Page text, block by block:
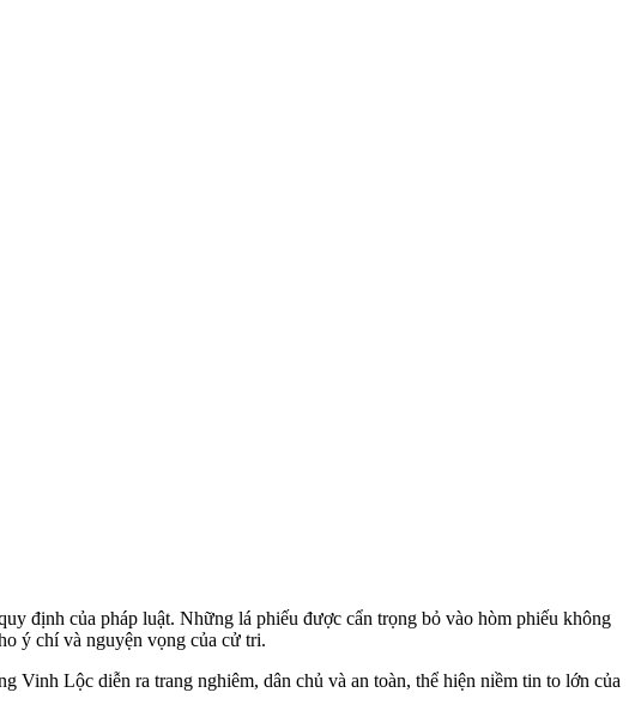
định của pháp luật. Những lá phiếu được cẩn trọng bỏ vào hòm phiếu không
ý chí và nguyện vọng của cử tri.
Vinh Lộc diễn ra trang nghiêm, dân chủ và an toàn, thể hiện niềm tin to lớn của